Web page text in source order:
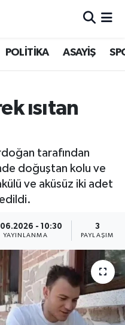
POLİTİKA ASAYİŞ
ısıtan
tarafından
doğuştan kolu ve
ve aküsüz iki adet
- 10:30
YAYINLANMA
3
PAYLAŞIM
ve Fikstür